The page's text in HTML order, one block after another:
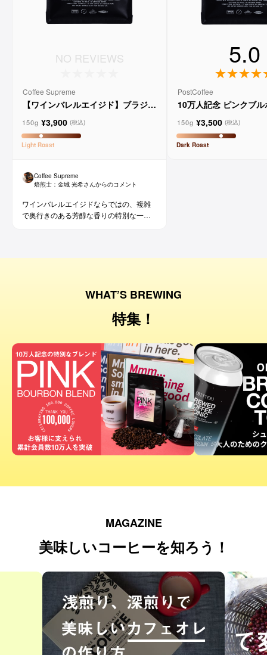
NO REVIEWS
Coffee Supreme
【ワインバレルエイジド】ブラジル
ョ
150g ¥3,900 (税込)
Light Roast
Coffee Supreme
焙煎士： 金城 光希さんからのコメント
ワインバレルエイジドならではの、複雑
で奥行きのある芳醇な香りの特別な一杯
5.0
PostCoffee
10万人記念 ピンクブ
150g ¥3,500 (税込)
Dark Roast
WHAT’S BREWING
特集！
MAGAZINE
美味しいコーヒーを知ろう！